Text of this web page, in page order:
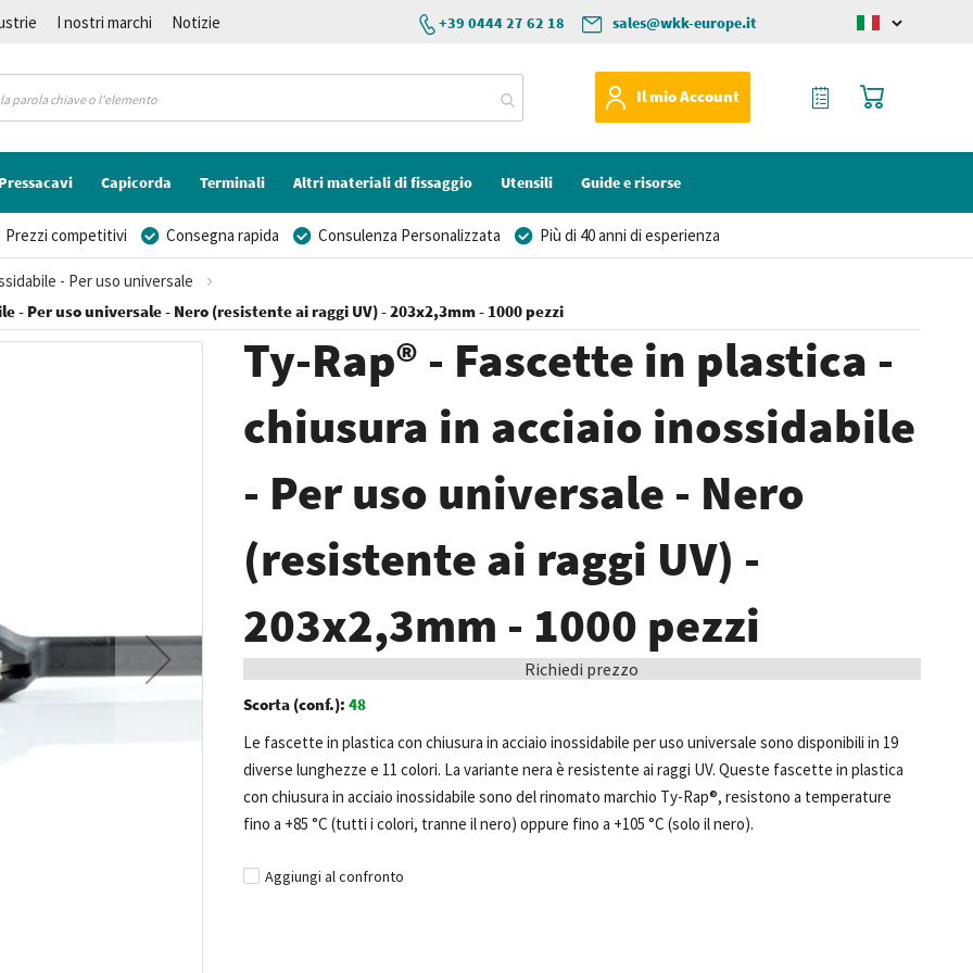
I nostri marchi
Notizie
sales@wkk-europe.it
+39 0444 27 62 18
Change
Il mio Account
Carrello
Il mio preventivo
Pressacavi Capicorda Terminali Altri materiali di fissaggio Utensili Guide e risorse
Prezzi competitivi Consegna rapida Consulenza Personalizzata
Più di 40 anni di esperienza
- Per uso universale
- Per uso universale - Nero (resistente ai raggi UV) - 203x2,3mm - 1000 pezzi
Ty-Rap® - Fascette in plastica -
chiusura in acciaio inossidabile
- Per uso universale - Nero
(resistente ai raggi UV) -
203x2,3mm - 1000 pezzi
Richiedi prezzo
Scorta (conf.): 48
Le fascette in plastica con chiusura in acciaio inossidabile per uso universale sono disponibili in 19
diverse lunghezze e 11 colori. La variante nera è resistente ai raggi UV. Queste fascette in plastica
con chiusura in acciaio inossidabile sono del rinomato marchio Ty-Rap®, resistono a temperature
fino a +85 °C (tutti i colori, tranne il nero) oppure fino a +105 °C (solo il nero).
Aggiungi al confronto